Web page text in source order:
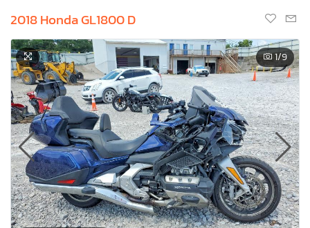
2018 Honda GL1800 D
1/9